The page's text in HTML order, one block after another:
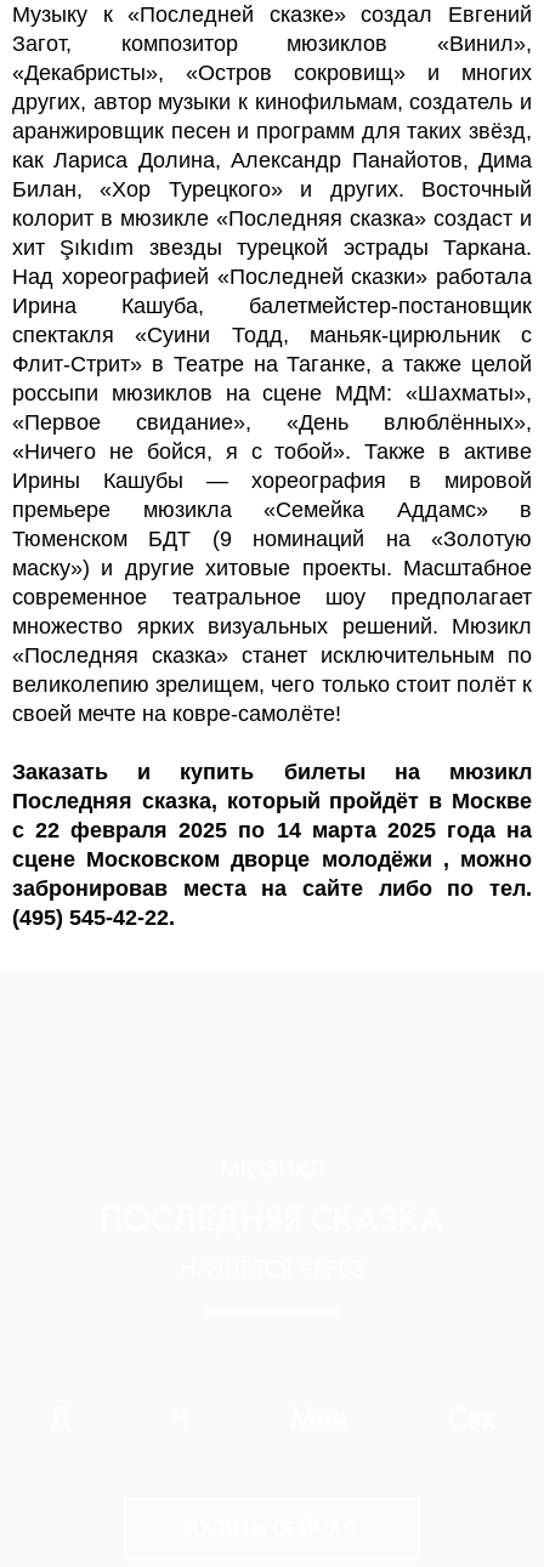
Музыку к «Последней сказке» создал Евгений
Загот, композитор мюзиклов «Винил»,
«Декабристы», «Остров сокровищ» и многих
других, автор музыки к кинофильмам, создатель и
аранжировщик песен и программ для таких звёзд,
как Лариса Долина, Александр Панайотов, Дима
Билан, «Хор Турецкого» и других. Восточный
колорит в мюзикле «Последняя сказка» создаст и
хит Şıkıdım звезды турецкой эстрады Таркана.
Над хореографией «Последней сказки» работала
Ирина Кашуба, балетмейстер-постановщик
спектакля «Суини Тодд, маньяк-цирюльник с
Флит-Стрит» в Театре на Таганке, а также целой
россыпи мюзиклов на сцене МДМ: «Шахматы»,
«Первое свидание», «День влюблённых»,
«Ничего не бойся, я с тобой». Также в активе
Ирины Кашубы — хореография в мировой
премьере мюзикла «Семейка Аддамс» в
Тюменском БДТ (9 номинаций на «Золотую
маску») и другие хитовые проекты. Масштабное
современное театральное шоу предполагает
множество ярких визуальных решений. Мюзикл
«Последняя сказка» станет исключительным по
великолепию зрелищем, чего только стоит полёт к
своей мечте на ковре-самолёте!
Заказать и купить билеты на мюзикл
Последняя сказка, который пройдёт в Москве
с 22 февраля 2025 по 14 марта 2025 года на
сцене Московском дворце молодёжи , можно
забронировав места на сайте либо по тел.
(495) 545-42-22.